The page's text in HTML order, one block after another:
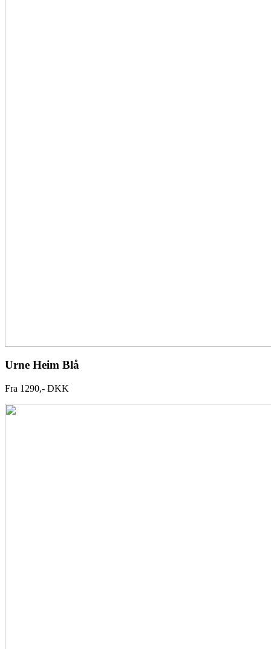
Urne Heim Blå
Fra 1290,- DKK